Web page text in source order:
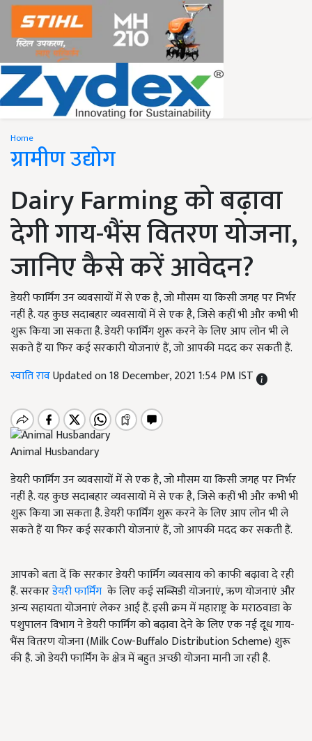
Home
ग्रामीण उद्योग
Dairy Farming को बढ़ावा
देगी गाय-भैंस वितरण योजना,
जानिए कैसे करें आवेदन?
डेयरी फार्मिंग उन व्यवसायों में से एक है, जो मौसम या किसी जगह पर निर्भर
नहीं है. यह कुछ सदाबहार व्यवसायों में से एक है, जिसे कहीं भी और कभी भी
शुरू किया जा सकता है. डेयरी फार्मिंग शुरू करने के लिए आप लोन भी ले
सकते हैं या फिर कई सरकारी योजनाएं हैं, जो आपकी मदद कर सकती हैं.
स्वाति रावUpdated on 18 December, 2021 1:54 PM IST
Animal Husbandary
डेयरी फार्मिंग उन व्यवसायों में से एक है, जो मौसम या किसी जगह पर निर्भर
नहीं है. यह कुछ सदाबहार व्यवसायों में से एक है, जिसे कहीं भी और कभी भी
शुरू किया जा सकता है. डेयरी फार्मिंग शुरू करने के लिए आप लोन भी ले
सकते हैं या फिर कई सरकारी योजनाएं हैं, जो आपकी मदद कर सकती हैं.
आपको बता दें कि सरकार डेयरी फार्मिंग व्यवसाय को काफी बढ़ावा दे रही
हैं. सरकारडेयरी फार्मिंग के लिए कई सब्सिडी योजनाएं, ऋण योजनाएं और
अन्य सहायता योजनाएं लेकर आई हैं. इसी क्रम में महाराष्ट्र के मराठवाडा के
पशुपालन विभाग ने डेयरी फार्मिंग को बढ़ावा देने के लिए एक नई दूध गाय-
भैंस वितरण योजना (Milk Cow-Buffalo Distribution Scheme) शुरू
की है. जो डेयरी फार्मिंग के क्षेत्र में बहुत अच्छी योजना मानी जा रही है.